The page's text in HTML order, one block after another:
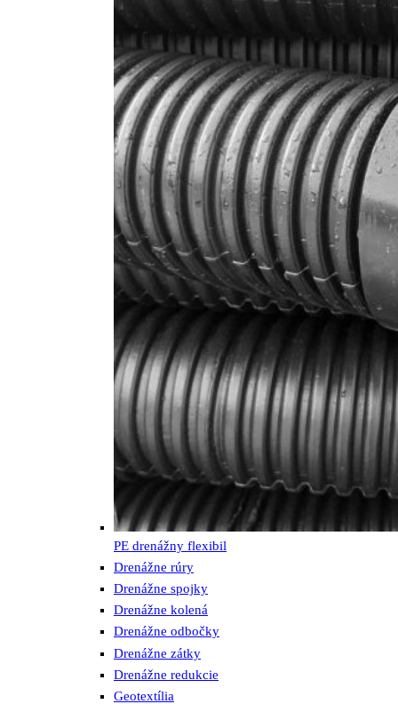
PE drenážny flexibil
Drenážne rúry
Drenážne spojky
Drenážne kolená
Drenážne odbočky
Drenážne zátky
Drenážne redukcie
Geotextília